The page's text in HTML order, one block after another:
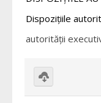
Dispozițiile
autorității